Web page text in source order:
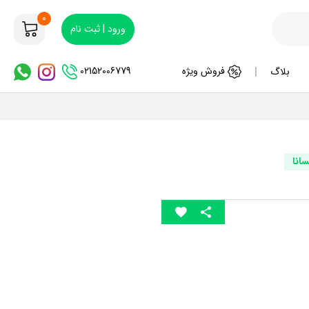
ورود | ثبت نام
0
بلاگ فروش ویژه 02152006779